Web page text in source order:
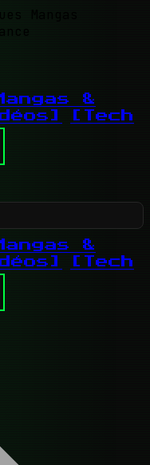
Mangas
&
[Tech
&
[Tech